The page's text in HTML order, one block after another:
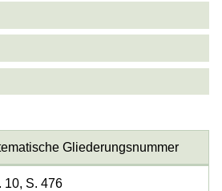
Gliederungsnummer
10, S. 476